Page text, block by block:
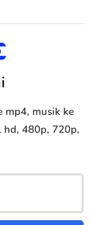
mp4, musik ke
480p, 720p,